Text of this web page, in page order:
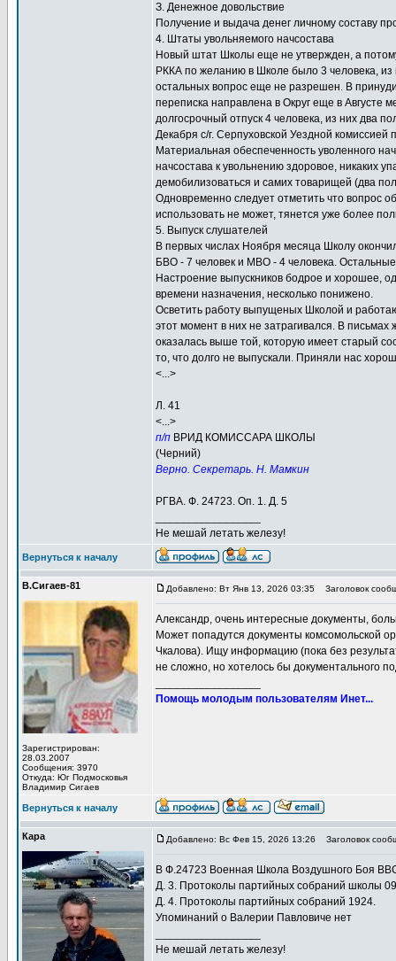
З. Денежное довольствие
Получение и выдача денег личному составу
4. Штаты увольняемого начсостава
Новый штат Школы еще не утвержден, а
РККА по желанию в Школе было 3 человека, из
остальных вопрос еще не разрешен. В
переписка направлена в Округ еще в Августе
долгосрочный отпуск 4 человека, из них два
Декабря с/г. Серпуховской Уездной
Материальная обеспеченность уволенного
начсостава к увольнению здоровое, никаких
демобилизоваться и самих товарищей (два
Одновременно следует отметить что вопрос
использовать не может, тянется уже более
5. Выпуск слушателей
В первых числах Ноября месяца Школу
БВО - 7 человек и МВО - 4 человека.
Настроение выпускников бодрое и хорошее,
времени назначения, несколько понижено.
Осветить работу выпущеных Школой и
этот момент в них не затрагивался. В
оказалась выше той, которую имеет старый
то, что долго не выпускали. Приняли нас
<...>
Л. 41
<...>
п/п ВРИД КОМИССАРА ШКОЛЫ
(Черний)
Верно. Секретарь. Н. Мамкин
РГВА. Ф. 24723. Оп. 1. Д. 5
Не мешай летать железу!
Вернуться к началу
В.Сигаев-81
Зарегистрирован:
28.03.2007
Сообщения: 3970
Откуда: Юг Подмосковья
Владимир Сигаев
Добавлено: Вт Янв 13, 2026 03:35 Заголовок
Александр, очень интересные документы,
Может попадутся документы комсомольской
Чкалова). Ищу информацию (пока без
не сложно, но хотелось бы документального
Помощь молодым пользователям Инет...
Вернуться к началу
Кара Добавлено: Вс Фев 15, 2026 13:26 Заголовок
В Ф.24723 Военная Школа Воздушного Боя
Д. 3. Протоколы партийных собраний школы
Д. 4. Протоколы партийных собраний 1924.
Упоминаний о Валерии Павловиче нет
Не мешай летать железу!